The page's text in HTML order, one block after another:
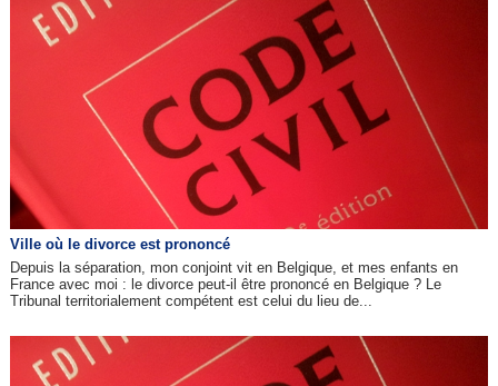
Ville où le divorce est prononcé
Depuis la séparation, mon conjoint vit en Belgique, et mes enfants en
France avec moi : le divorce peut-il être prononcé en Belgique ? Le
Tribunal territorialement compétent est celui du lieu de...